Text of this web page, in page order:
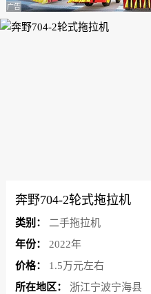
广告
奔野704-2轮式拖拉机
类别：
二手拖拉机
年份：
2022年
价格：
1.5万元左右
所在地区：
浙江宁波宁海县